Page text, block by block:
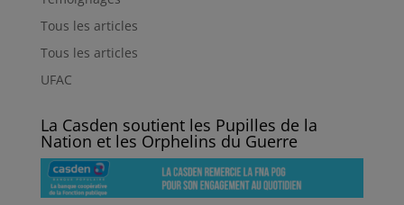
Tous les articles
Tous les articles
UFAC
La Casden soutient les Pupilles de la
Nation et les Orphelins du Guerre